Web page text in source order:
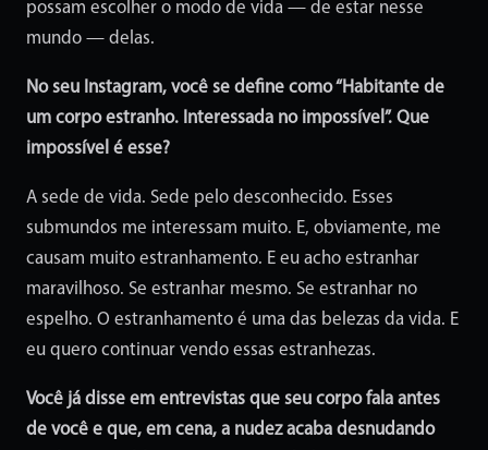
possam escolher o modo de vida — de estar nesse
mundo — delas.
No seu Instagram, você se define como “Habitante de
um corpo estranho. Interessada no impossível”. Que
impossível é esse?
A sede de vida. Sede pelo desconhecido. Esses
submundos me interessam muito. E, obviamente, me
causam muito estranhamento. E eu acho estranhar
maravilhoso. Se estranhar mesmo. Se estranhar no
espelho. O estranhamento é uma das belezas da vida. E
eu quero continuar vendo essas estranhezas.
Você já disse em entrevistas que seu corpo fala antes
de você e que, em cena, a nudez acaba desnudando